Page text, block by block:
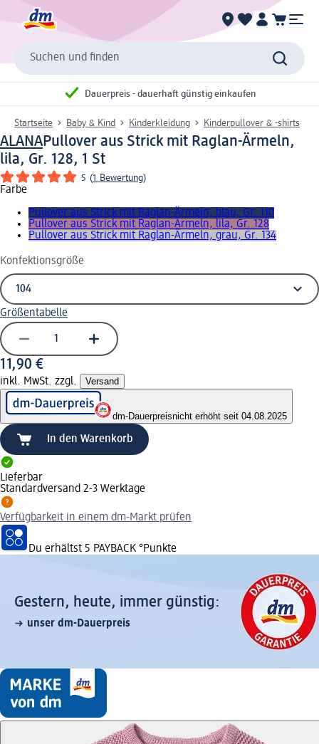
Suchen und finden
Dauerpreis - dauerhaft günstig einkaufen
Startseite Baby & Kind Kinderkleidung Kinderpullover & -shirts
ALANAPullover aus Strick mit Raglan-Ärmeln,
lila, Gr. 128, 1 St
5 (1 Bewertung)
Farbe
Pullover aus Strick mit Raglan-Ärmeln, blau, Gr. 110
Pullover aus Strick mit Raglan-Ärmeln, lila, Gr. 128
Pullover aus Strick mit Raglan-Ärmeln, grau, Gr. 134
Konfektionsgröße
Größentabelle
11,90 €
inkl. MwSt. zzgl. Versand
dm-Dauerpreisnicht erhöht seit 04.08.2025
In den Warenkorb
Lieferbar
Standardversand 2-3 Werktage
Verfügbarkeit in einem dm-Markt prüfen
Du erhältst 5 PAYBACK °Punkte
Gestern, heute, immer günstig:
unser dm-Dauerpreis